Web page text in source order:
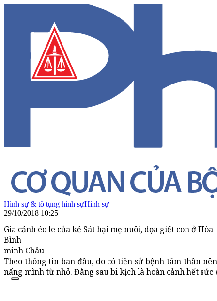
Hình sự & tố tụng hình sựHình sự
29/10/2018 10:25
Gia cảnh éo le của kẻ Sát hại mẹ nuôi, dọa giết con ở Hòa
Bình
minh Châu
Theo thông tin ban đầu, do có tiền sử bệnh tâm thần
nấng mình từ nhỏ. Đằng sau bi kịch là hoàn cảnh hết